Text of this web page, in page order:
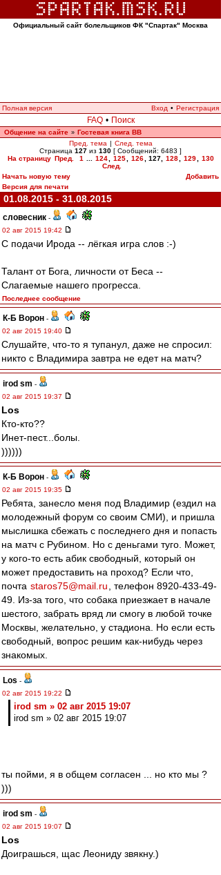
Официальный сайт болельщиков ФК "Спартак" Москва
Полная версия Вход • Регистрация
FAQ • Поиск
Общение на сайте » Гостевая книга ВВ
Пред. тема | След. тема
Страница 127 из 130 [ Сообщений: 6483 ]
На страницу Пред. 1 124 125 126 127, 128 129
130
След.
Начать новую тему
Добавить
Версия для печати
01.08.2015 - 31.08.2015
словесник -
02 авг 2015 19:42
С подачи Ирода -- лёгкая игра слов :-)
Талант от Бога, личности от Беса --
Слагаемые нашего прогресса.
Последнее сообщение
К-Б Ворон -
02 авг 2015 19:40
Слушайте, что-то я тупанул, даже не спросил:
никто с Владимира завтра не едет на матч?
irod sm -
02 авг 2015 19:37
Los
Кто-кто??
Инет-пест...болы.
))))))
К-Б Ворон -
02 авг 2015 19:35
Ребята, занесло меня под Владимир (ездил на
молодежный форум со своим СМИ), и пришла
мыслишка сбежать с последнего дня и попасть
на матч с Рубином. Но с деньгами туго. Может,
у кого-то есть абик свободный, который он
может предоставить на проход? Если что,
почта staros75@mail.ru
, телефон 8920-433-49-
49. Из-за того, что собака приезжает в начале
шестого, забрать вряд ли смогу в любой точке
Москвы, желательно, у стадиона. Но если есть
свободный, вопрос решим как-нибудь через
знакомых.
Los -
02 авг 2015 19:22
irod sm » 02 авг 2015 19:07
irod sm » 02 авг 2015 19:07
ты пойми, я в общем согласен ... но кто мы ?
)))
irod sm -
02 авг 2015 19:07
Los
Доиграшься, щас Леониду звякну.)